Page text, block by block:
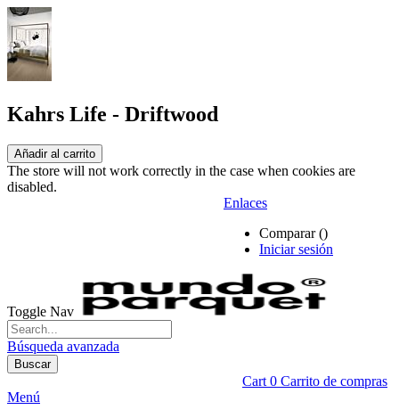
Kahrs Life - Driftwood
Añadir al carrito
The store will not work correctly in the case when cookies are
disabled.
Enlaces
Comparar ()
Iniciar sesión
Toggle Nav
Búsqueda avanzada
Buscar
Cart 0 Carrito de compras
Menú